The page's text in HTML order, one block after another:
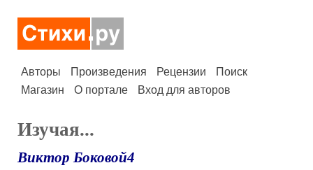
Авторы Произведения Рецензии
Поиск
Магазин
О портале Вход для авторов
Изучая...
Виктор Боковой4